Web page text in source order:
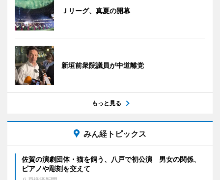
Ｊリーグ、真夏の開幕
新垣前衆院議員が中道離党
もっと見る
みん経トピックス
佐賀の演劇団体・猫を飼う、八戸で初公演 男女の関係、
ピアノや彫刻を交えて